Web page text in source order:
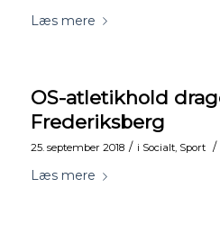
Læs mere
OS-atletikhold
Frederiksberg
25. september 2018 / i Socialt, Sport /
Læs mere